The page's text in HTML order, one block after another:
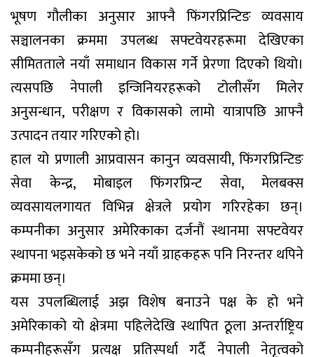
भूषण गौलीका अनुसार आफ्नै फिंगरप्रिन्टिङ व्यवसाय
सञ्चालनका क्रममा उपलब्ध सफ्टवेयरहरूमा देखिएका
सीमितताले नयाँ समाधान विकास गर्ने प्रेरणा दिएको थियो।
त्यसपछि नेपाली इन्जिनियरहरूको टोलीसँग मिलेर
अनुसन्धान, परीक्षण र विकासको लामो यात्रापछि आफ्नै
उत्पादन तयार गरिएको हो।
हाल यो प्रणाली आप्रवासन कानुन व्यवसायी, फिंगरप्रिन्टिङ
सेवा केन्द्र, मोबाइल फिंगरप्रिन्ट सेवा, मेलबक्स
व्यवसायलगायत विभिन्न क्षेत्रले प्रयोग गरिरहेका छन्।
कम्पनीका अनुसार अमेरिकाका दर्जनौं स्थानमा सफ्टवेयर
स्थापना भइसकेको छ भने नयाँ ग्राहकहरू पनि निरन्तर थपिने
क्रममा छन्।
यस उपलब्धिलाई अझ विशेष बनाउने पक्ष के हो भने
अमेरिकाको यो क्षेत्रमा पहिलेदेखि स्थापित ठूला अन्तर्राष्ट्रिय
कम्पनीहरूसँग प्रत्यक्ष प्रतिस्पर्धा गर्दै नेपाली नेतृत्वको